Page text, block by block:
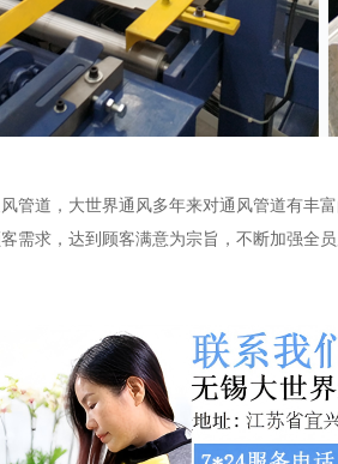
管道，大世界通风多年来对通风管道有丰
需求，达到顾客满意为宗旨，不断加强全